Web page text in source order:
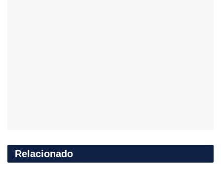
Relacionado